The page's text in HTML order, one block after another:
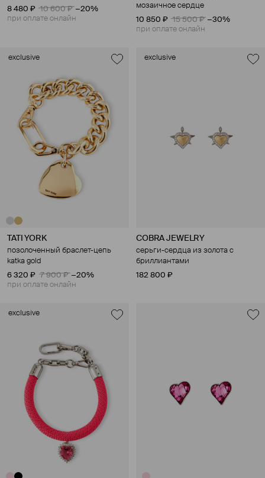
8 480 ₽
10 600 ₽ −20%
при оплате онлайн
мозаичное сердце
10 850 ₽
15 500 ₽ −30%
при оплате онлайн
exclusive
TATI YORK
позолоченный браслет-цепь
katka gold
6 320 ₽
7 900 ₽ −20%
при оплате онлайн
exclusive
COBRA JEWELRY
серьги-сердца из золота с
бриллиантами
182 800 ₽
exclusive